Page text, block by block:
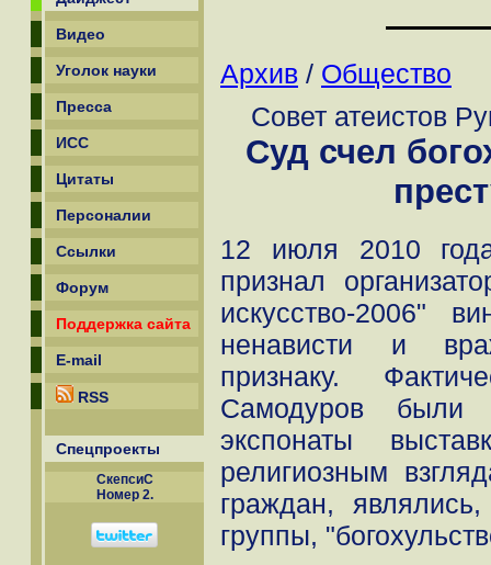
Видео
Уголок науки
Пресса
ИСС
Цитаты
Персоналии
Ссылки
Форум
Поддержка сайта
E-mail
RSS
Спецпроекты
СкепсиС
Номер 2.
Архив / Общество
Совет атеистов
Суд счел
12 июля 2010
признал
искусство-2006"
ненависти и
признаку.
Самодуров
экспонаты
религиозным
граждан,
группы,